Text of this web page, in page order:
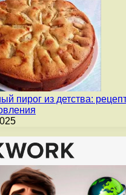
пирог из детства: